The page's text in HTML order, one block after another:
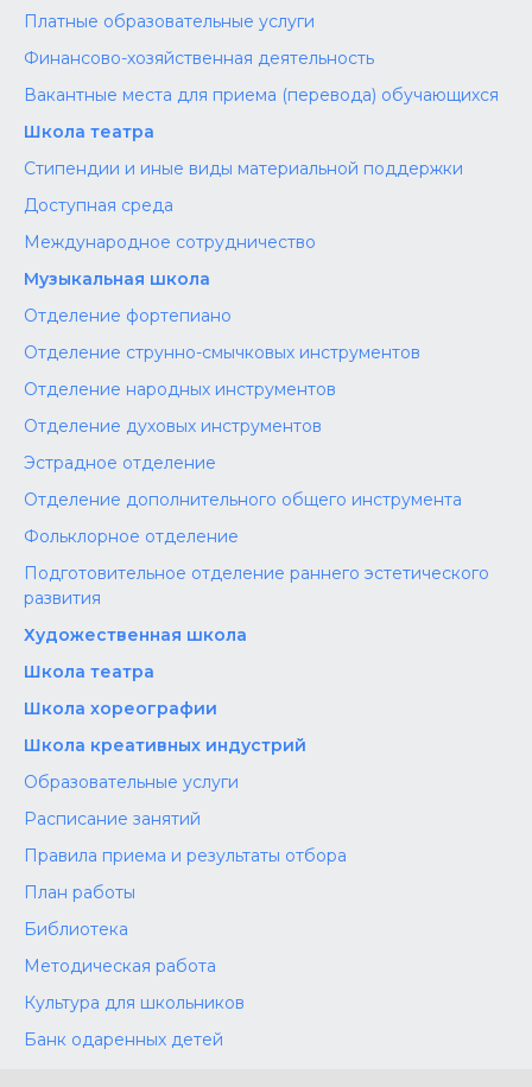
Платные образовательные услуги
Финансово-хозяйственная деятельность
Вакантные места для приема (перевода) обучающихся
Школа театра
Стипендии и иные виды материальной поддержки
Доступная среда
Международное сотрудничество
Музыкальная школа
Отделение фортепиано
Отделение струнно-смычковых инструментов
Отделение народных инструментов
Отделение духовых инструментов
Эстрадное отделение
Отделение дополнительного общего инструмента
Фольклорное отделение
Подготовительное отделение раннего эстетического
развития
Художественная школа
Школа‌‌‌‌ театра
Школа хореографии
Школа креативных индустрий
Образовательные услуги
Расписание занятий
Правила приема и результаты отбора
План работы
Библиотека
Методическая работа
Культура для школьников
Банк одаренных детей